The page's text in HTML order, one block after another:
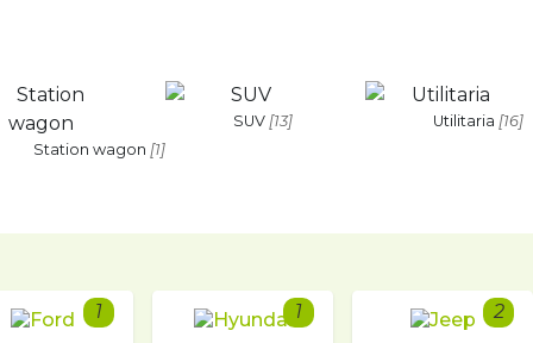
Station wagon [1]
SUV [13] Utilitaria [16]
1 1 2